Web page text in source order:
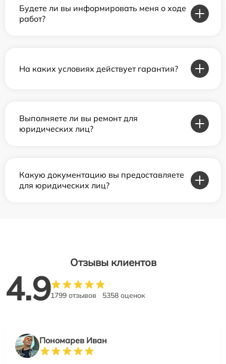
Будете ли вы информировать меня о ходе
работ?
На каких условиях действует гарантия?
Выполняете ли вы ремонт для
юридических лиц?
Какую документацию вы предоставляете
для юридических лиц?
Отзывы клиентов
4.91799 отзывов 5358 оценок
Пономарев Иван